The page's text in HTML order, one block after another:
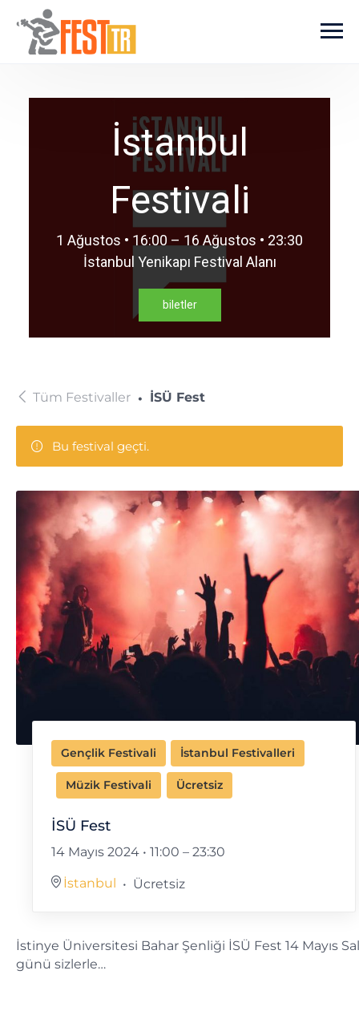
Ana içeriğe atla
İstanbul
Festivali
1 Ağustos • 16:00 – 16 Ağustos • 23:30
İstanbul Yenikapı Festival Alanı
biletler
Tüm Festivaller İSÜ Fest
Bu festival geçti.
Gençlik Festivali İstanbul Festivalleri
Müzik Festivali Ücretsiz
İSÜ Fest
14 Mayıs 2024 • 11:00 – 23:30
İstanbul Ücretsiz
İstinye Üniversitesi Bahar Şenliği İSÜ Fest 14 Mayıs
günü sizlerle…